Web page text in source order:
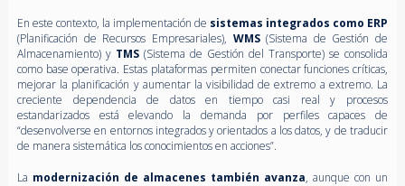
En este contexto, la implementación de sistemas integrados como ERP
(Planificación de Recursos Empresariales), WMS (Sistema de Gestión de
Almacenamiento) yTMS(Sistema de Gestión del Transporte) se consolida
como base operativa. Estas plataformas permiten conectar funciones críticas,
mejorar la planificación y aumentar la visibilidad de extremo a extremo. La
creciente dependencia de datos en tiempo casi real y procesos
estandarizados está elevando la demanda por perfiles capaces de
“desenvolverse en entornos integrados y orientados a los datos, y de traducir
de manera sistemática los conocimientos en acciones”.
La modernización de almacenes también avanza, aunque con un